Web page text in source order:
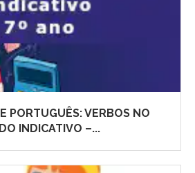
PORTUGUÊS: VERBOS NO
INDICATIVO –...